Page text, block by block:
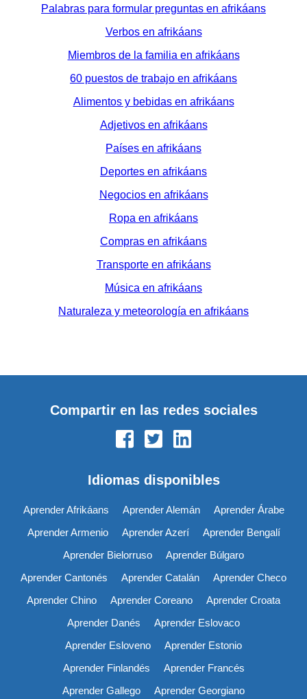
Palabras para formular preguntas en afrikáans
Verbos en afrikáans
Miembros de la familia en afrikáans
60 puestos de trabajo en afrikáans
Alimentos y bebidas en afrikáans
Adjetivos en afrikáans
Países en afrikáans
Deportes en afrikáans
Negocios en afrikáans
Ropa en afrikáans
Compras en afrikáans
Transporte en afrikáans
Música en afrikáans
Naturaleza y meteorología en afrikáans
Compartir en las redes sociales
Idiomas disponibles
Aprender Afrikáans Aprender Alemán
Aprender Árabe
Aprender Armenio
Aprender Azerí
Aprender Bengalí
Aprender Bielorruso
Aprender Búlgaro
Aprender Cantonés
Aprender Catalán
Aprender Checo
Aprender Chino
Aprender Coreano
Aprender Croata
Aprender Danés
Aprender Eslovaco
Aprender Esloveno
Aprender Estonio
Aprender Finlandés
Aprender Francés
Aprender Gallego
Aprender Georgiano